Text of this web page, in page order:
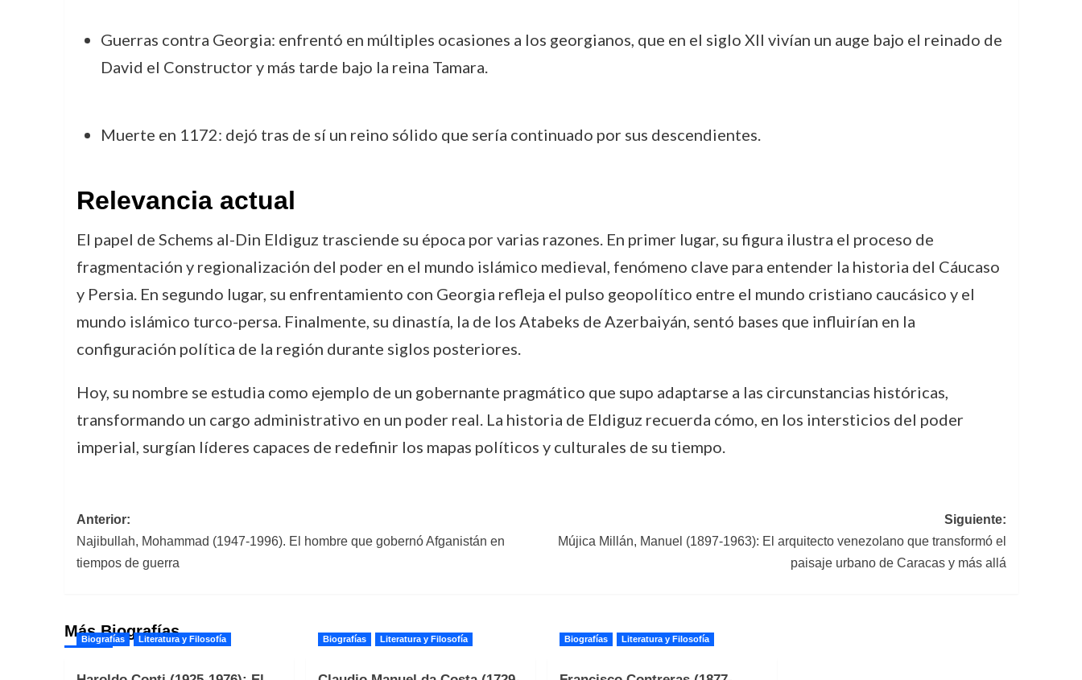
Guerras contra Georgia: enfrentó en múltiples ocasiones a los georgianos, que en el siglo XII vivían un auge bajo el reinado de
David el Constructor y más tarde bajo la reina Tamara.
Muerte en 1172: dejó tras de sí un reino sólido que sería continuado por sus descendientes.
Relevancia actual
El papel de Schems al-Din Eldiguz trasciende su época por varias razones. En primer lugar, su figura ilustra el proceso de
fragmentación y regionalización del poder en el mundo islámico medieval, fenómeno clave para entender la historia del Cáucaso
y Persia. En segundo lugar, su enfrentamiento con Georgia refleja el pulso geopolítico entre el mundo cristiano caucásico y el
mundo islámico turco-persa. Finalmente, su dinastía, la de los Atabeks de Azerbaiyán, sentó bases que influirían en la
configuración política de la región durante siglos posteriores.
Hoy, su nombre se estudia como ejemplo de un gobernante pragmático que supo adaptarse a las circunstancias históricas,
transformando un cargo administrativo en un poder real. La historia de Eldiguz recuerda cómo, en los intersticios del poder
imperial, surgían líderes capaces de redefinir los mapas políticos y culturales de su tiempo.
Navegación
de
Anterior:
Najibullah, Mohammad (1947-1996). El hombre que gobernó Afganistán en
tiempos de guerra
Siguiente:
Mújica Millán, Manuel (1897-1963): El arquitecto venezolano que transformó el
paisaje urbano de Caracas y más allá
Más Biografías
Biografías Literatura y Filosofía Biografías Literatura y Filosofía Biografías Literatura y Filosofía